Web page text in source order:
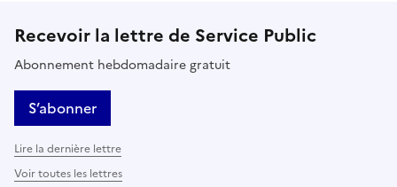
Recevoir la lettre de Service Public
Abonnement hebdomadaire gratuit
S’abonner
Lire la dernière lettre
Voir toutes les lettres